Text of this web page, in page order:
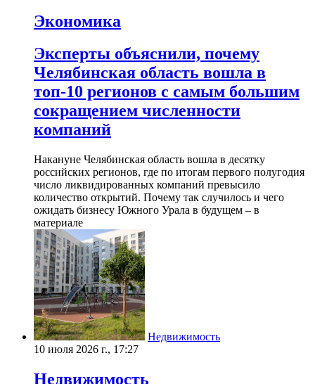
Экономика
Эксперты объяснили, почему
Челябинская область вошла в
топ-10 регионов с самым большим
сокращением численности
компаний
Накануне Челябинская область вошла в десятку
российских регионов, где по итогам первого полугодия
число ликвидированных компаний превысило
количество открытий. Почему так случилось и чего
ожидать бизнесу Южного Урала в будущем – в
материале
Недвижимость
10 июля 2026 г., 17:27
Недвижимость